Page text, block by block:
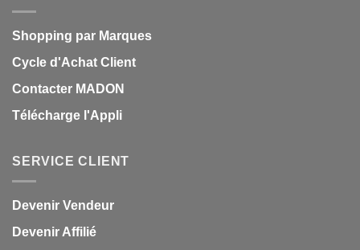
Shopping par Marques
Cycle d'Achat Client
Contacter MADON
Télécharge l'Appli
SERVICE CLIENT
Devenir Vendeur
Devenir Affilié